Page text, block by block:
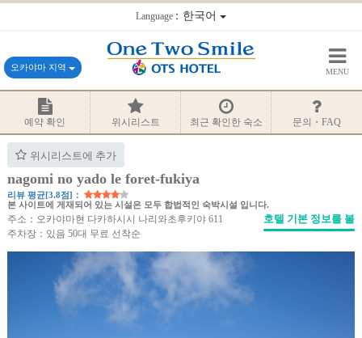
Language：한국어
오카야마 지역 MENU
예약 확인 위시리스트 최근 확인한 숙소 문의・FAQ
위시리스트에 추가
nagomi no yado le foret-fukiya
리뷰 평균[3.8점]：
본 사이트에 게재되어 있는 시설은 모두 합법적인 숙박시설 입니다.
주소：오카야마현 다카하시시 나리와초후키야 611
주차장：있음 50대 무료 선착순
호텔 기본 정보를 볼